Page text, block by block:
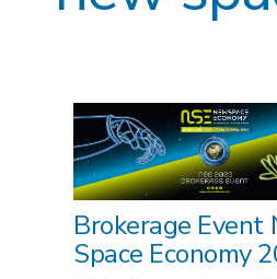
Brokerage Event
Space Economy